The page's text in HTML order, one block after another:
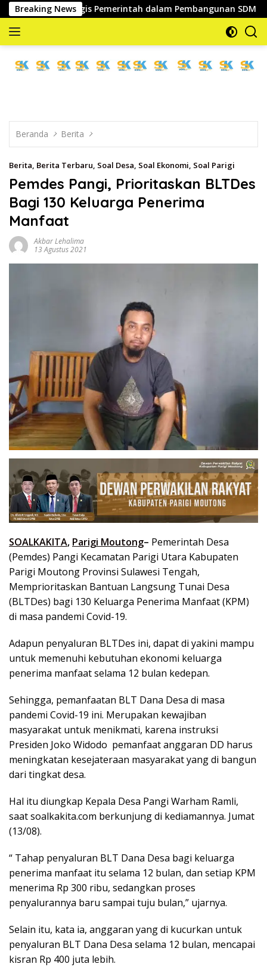
Langsung
ke
konten
Breaking News
Pemerintah dalam Pembangunan SDM
mengabarkan
Beranda Berita
Berita, Berita Terbaru, Soal Desa, Soal Ekonomi, Soal Parigi
Pemdes Pangi, Prioritaskan BLTDes
Bagi 130 Keluarga Penerima
Manfaat
Akbar Lehalima
13 Agustus 2021
SOALKAKITA, Parigi Moutong– Pemerintah Desa
(Pemdes) Pangi Kecamatan Parigi Utara Kabupaten
Parigi Moutong Provinsi Sulawesi Tengah,
Memprioritaskan Bantuan Langsung Tunai Desa
(BLTDes) bagi 130 Keluarga Penerima Manfaat (KPM)
di masa pandemi Covid-19.
Adapun penyaluran BLTDes ini, dapat di yakini mampu
untuk memenuhi kebutuhan ekonomi keluarga
penerima manfaat selama 12 bulan kedepan.
Sehingga, pemanfaatan BLT Dana Desa di masa
pandemi Covid-19 ini. Merupakan kewajiban
masyarakat untuk menikmati, karena instruksi
Presiden Joko Widodo pemanfaat anggaran DD harus
meningkatan kesejateraan masyarakat yang di bangun
dari tingkat desa.
Hal itu diungkap Kepala Desa Pangi Warham Ramli,
saat soalkakita.com berkunjung di kediamannya. Jumat
(13/08).
“ Tahap penyaluran BLT Dana Desa bagi keluarga
penerima manfaat itu selama 12 bulan, dan setiap KPM
menerima Rp 300 ribu, sedangkan proses
penyalurannya baru sampai tuju bulan,” ujarnya.
Selain itu, kata ia, anggaran yang di kucurkan untuk
penyaluran BLT Dana Desa selama 12 bulan, mencapai
kisran Rp 400 juta lebih.